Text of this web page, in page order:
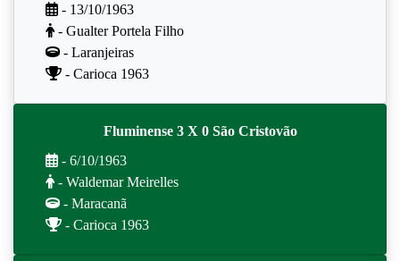
- 13/10/1963
- Gualter Portela Filho
- Laranjeiras
- Carioca 1963
Fluminense 3 X 0 São Cristovão
- 6/10/1963
- Waldemar Meirelles
- Maracanã
- Carioca 1963